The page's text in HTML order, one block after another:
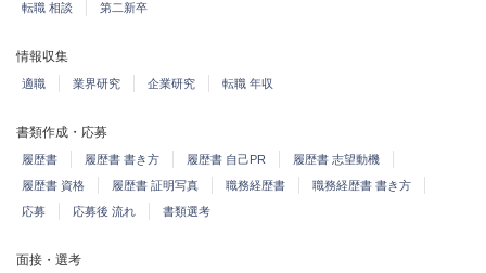
転職 相談
第二新卒
情報収集
適職 業界研究 企業研究 転職 年収
書類作成・応募
履歴書 履歴書 書き方 履歴書 自己PR
履歴書 志望動機
履歴書 資格
履歴書 証明写真 職務経歴書
職務経歴書 書き方
応募
応募後 流れ 書類選考
面接・選考